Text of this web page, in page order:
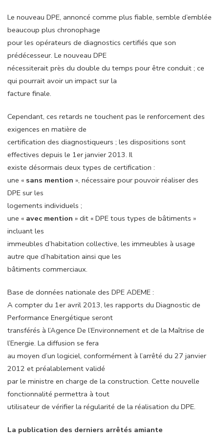
Le nouveau DPE, annoncé comme plus fiable, semble d’emblée
beaucoup plus chronophage
pour les opérateurs de diagnostics certifiés que son
prédécesseur. Le nouveau DPE
nécessiterait près du double du temps pour être conduit ; ce
qui pourrait avoir un impact sur la
facture finale.
Cependant, ces retards ne touchent pas le renforcement des
exigences en matière de
certification des diagnostiqueurs ; les dispositions sont
effectives depuis le 1er janvier 2013. Il
existe désormais deux types de certification :
une « sans mention », nécessaire pour pouvoir réaliser des
DPE sur les
logements individuels ;
une « avec mention » dit « DPE tous types de bâtiments »
incluant les
immeubles d’habitation collective, les immeubles à usage
autre que d’habitation ainsi que les
bâtiments commerciaux.
Base de données nationale des DPE ADEME :
A compter du 1er avril 2013, les rapports du Diagnostic de
Performance Energétique seront
transférés à l’Agence De l’Environnement et de la Maîtrise de
l’Energie. La diffusion se fera
au moyen d’un logiciel, conformément à l’arrêté du 27 janvier
2012 et préalablement validé
par le ministre en charge de la construction. Cette nouvelle
fonctionnalité permettra à tout
utilisateur de vérifier la régularité de la réalisation du DPE.
La publication des derniers arrêtés amiante